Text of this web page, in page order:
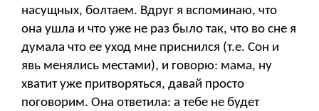
насущных, болтаем. Вдруг я вспоминаю, что
она ушла и что уже не раз было так, что во сне я
думала что ее уход мне приснился (т.е. Сон и
явь менялись местами), и говорю: мама, ну
хватит уже притворяться, давай просто
поговорим. Она ответила: а тебе не будет